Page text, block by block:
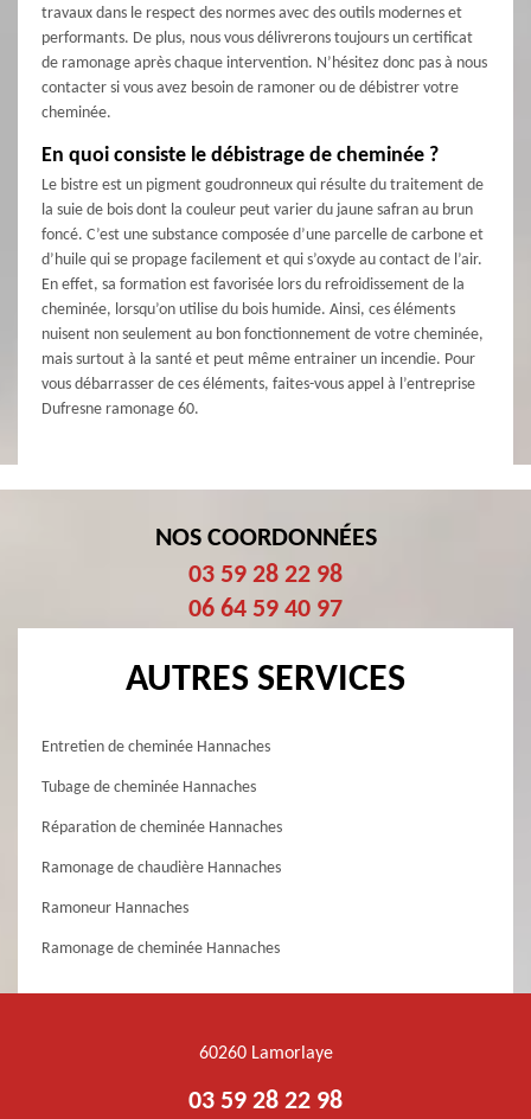
travaux dans le respect des normes avec des outils modernes et
performants. De plus, nous vous délivrerons toujours un certificat
de ramonage après chaque intervention. N’hésitez donc pas à nous
contacter si vous avez besoin de ramoner ou de débistrer votre
cheminée.
En quoi consiste le débistrage de cheminée ?
Le bistre est un pigment goudronneux qui résulte du traitement de
la suie de bois dont la couleur peut varier du jaune safran au brun
foncé. C’est une substance composée d’une parcelle de carbone et
d’huile qui se propage facilement et qui s’oxyde au contact de l’air.
En effet, sa formation est favorisée lors du refroidissement de la
cheminée, lorsqu’on utilise du bois humide. Ainsi, ces éléments
nuisent non seulement au bon fonctionnement de votre cheminée,
mais surtout à la santé et peut même entrainer un incendie. Pour
vous débarrasser de ces éléments, faites-vous appel à l’entreprise
Dufresne ramonage 60.
NOS COORDONNÉES
03 59 28 22 98
06 64 59 40 97
AUTRES SERVICES
Entretien de cheminée Hannaches
Tubage de cheminée Hannaches
Réparation de cheminée Hannaches
Ramonage de chaudière Hannaches
Ramoneur Hannaches
Ramonage de cheminée Hannaches
60260 Lamorlaye
03 59 28 22 98